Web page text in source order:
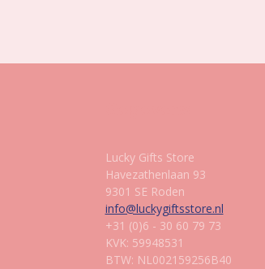
Lucky Gifts Store
Havezathenlaan 93
9301 SE Roden
info@luckygiftsstore.nl
+31 (0)6 - 30 60 79 73
KVK: 59948531
BTW: NL002159256B40